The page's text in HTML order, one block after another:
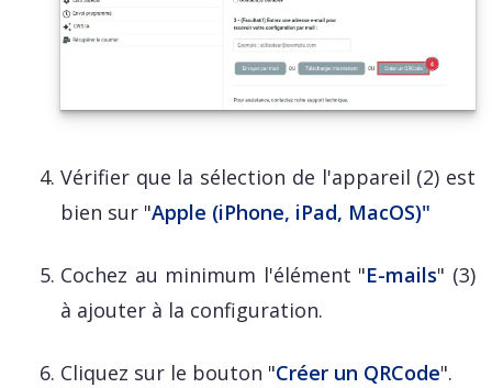
Vérifier que la sélection de l'appareil (2) est
bien sur "Apple (iPhone, iPad, MacOS)"
Cochez au minimum l'élément "E-mails" (3)
à ajouter à la configuration.
Cliquez sur le bouton "Créer un QRCode".